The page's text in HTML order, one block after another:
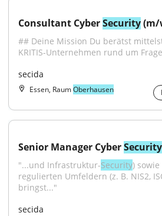
Consultant Cyber Security (m/
## Deine Mission Du berätst
KRITIS-Unternehmen rund um
secida
Essen, RaumOberhausen
Senior Manager Cyber Security
"...und Infrastruktur-Security)
regulierten Umfeldern (z. B. NIS2,
bringst..."
secida